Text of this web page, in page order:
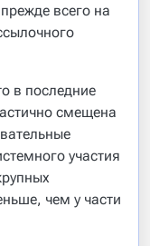
всего на
в последние
смещена
участия
чем у части